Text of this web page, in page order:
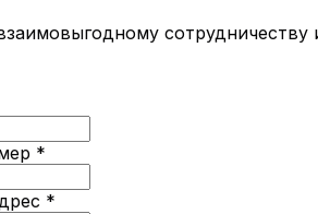
сотрудничеству
*
*